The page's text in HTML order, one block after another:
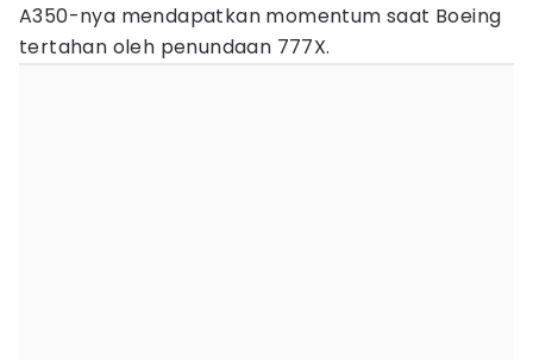
A350-nya mendapatkan momentum saat Boeing
tertahan oleh penundaan 777X.​